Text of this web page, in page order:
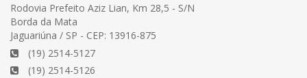
Rodovia Prefeito Aziz Lian, Km 28,5 - S/N
Borda da Mata
Jaguariúna / SP - CEP: 13916-875
(19) 2514-5127
(19) 2514-5126